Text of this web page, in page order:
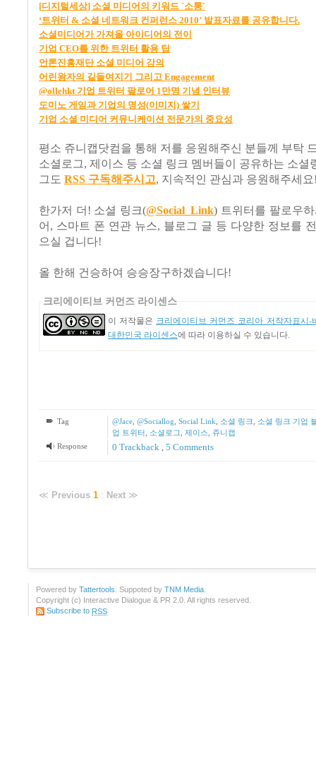
[디지털세상] 소셜 미디어의 키워드 `소통`
‘트위터 & 소셜 네트워크 컨퍼런스 2010’ 발표자료를 공유합니다.
소셜미디어가 가져올 아이디어의 전이
기업 CEO를 위한 트위터 활용 팁
언론진흥재단 소셜 미디어 강의
어린왕자의 길들여지기 그리고 Engagement
@ollehkt 기업 트위터 팔로어 1만명 기념 인터뷰
도미노 게임과 기업의 명성(이미지) 쌓기
기업 소셜 미디어 커뮤니케이션 전문가의 중요성
평소 쥬니캡닷컴을 통해 저를 응원해주신 분들께 부탁
소셜로그, 제이스 등 소셜 링크 멤버들이 공유하는 소셜
그도 RSS 구독해주시고, 지속적인 관심과 응원해주세요
한가저 더! 소셜 링크(@Social_Link) 트위터를 팔로우
어, 스마트 폰 연관 뉴스, 블로그 글 등 다양한 정보를
으실 겁니다!
올 한해 건승하여 승승장구하겠습니다!
크리에이티브 커먼즈 라이센스
이 저작물은 크리에이티브 커먼즈 코리아 저작자표시-
대한민국 라이센스에 따라 이용하실 수 있습니다.
Tag @Jace, @Sociallog Social Link 소셜 링크
소셜 링크 기업
업 트위터
소셜로그 제이스 쥬니캡
Response
0 Trackback , 5 Comments
≪ Previous 1 : Next ≫
Powered by Tattertools . Suppoted by TNM Media
Copyright (c) Interactive Dialogue & PR 2.0. All rights reserved.
Subscribe to RSS